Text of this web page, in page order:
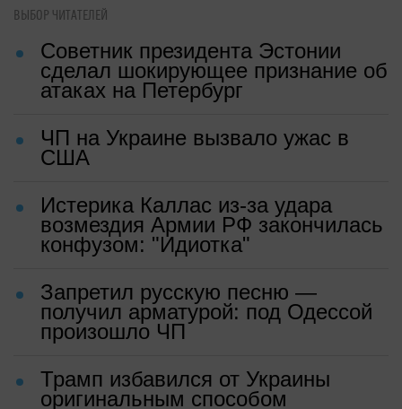
ВЫБОР ЧИТАТЕЛЕЙ
Советник президента Эстонии
сделал шокирующее признание об
атаках на Петербург
ЧП на Украине вызвало ужас в
США
Истерика Каллас из-за удара
возмездия Армии РФ закончилась
конфузом: "Идиотка"
Запретил русскую песню —
получил арматурой: под Одессой
произошло ЧП
Трамп избавился от Украины
оригинальным способом